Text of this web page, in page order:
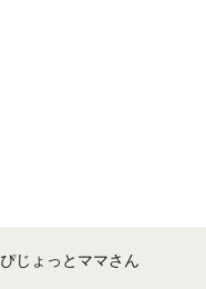
ぴじょっとママさん